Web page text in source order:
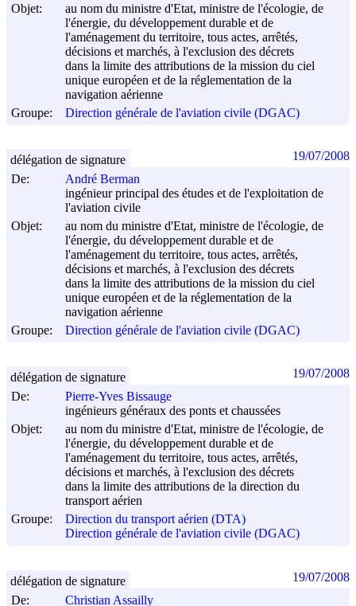
Objet:
au nom du ministre d'Etat, ministre de l'écologie, de
l'énergie, du développement durable et de
l'aménagement du territoire, tous actes, arrêtés,
décisions et marchés, à l'exclusion des décrets
dans la limite des attributions de la mission du ciel
unique européen et de la réglementation de la
navigation aérienne
Groupe:
Direction générale de l'aviation civile (DGAC)
De:
André Berman
ingénieur principal des études et de l'exploitation de
l'aviation civile
Objet:
au nom du ministre d'Etat, ministre de l'écologie, de
l'énergie, du développement durable et de
l'aménagement du territoire, tous actes, arrêtés,
décisions et marchés, à l'exclusion des décrets
dans la limite des attributions de la mission du ciel
unique européen et de la réglementation de la
navigation aérienne
Groupe:
Direction générale de l'aviation civile (DGAC)
délégation de signature 19/07/2008
De:
Pierre-Yves Bissauge
ingénieurs généraux des ponts et chaussées
Objet:
au nom du ministre d'Etat, ministre de l'écologie, de
l'énergie, du développement durable et de
l'aménagement du territoire, tous actes, arrêtés,
décisions et marchés, à l'exclusion des décrets
dans la limite des attributions de la direction du
transport aérien
Groupe:
Direction du transport aérien (DTA)
Direction générale de l'aviation civile (DGAC)
délégation de signature 19/07/2008
De:
Christian Assailly
délégation de signature 19/07/2008